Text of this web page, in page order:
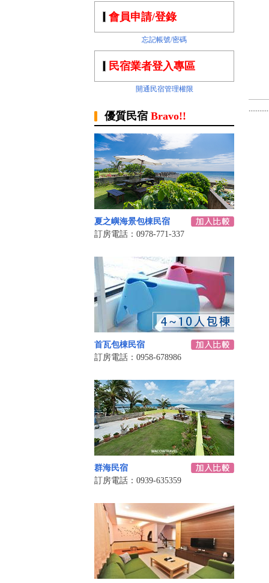
會員申請/登錄
忘記帳號/密碼
民宿業者登入專區
開通民宿管理權限
優質民宿 Bravo!!
夏之嶼海景包棟民宿
訂房電話：0978-771-337
首瓦包棟民宿
訂房電話：0958-678986
群海民宿
訂房電話：0939-635359